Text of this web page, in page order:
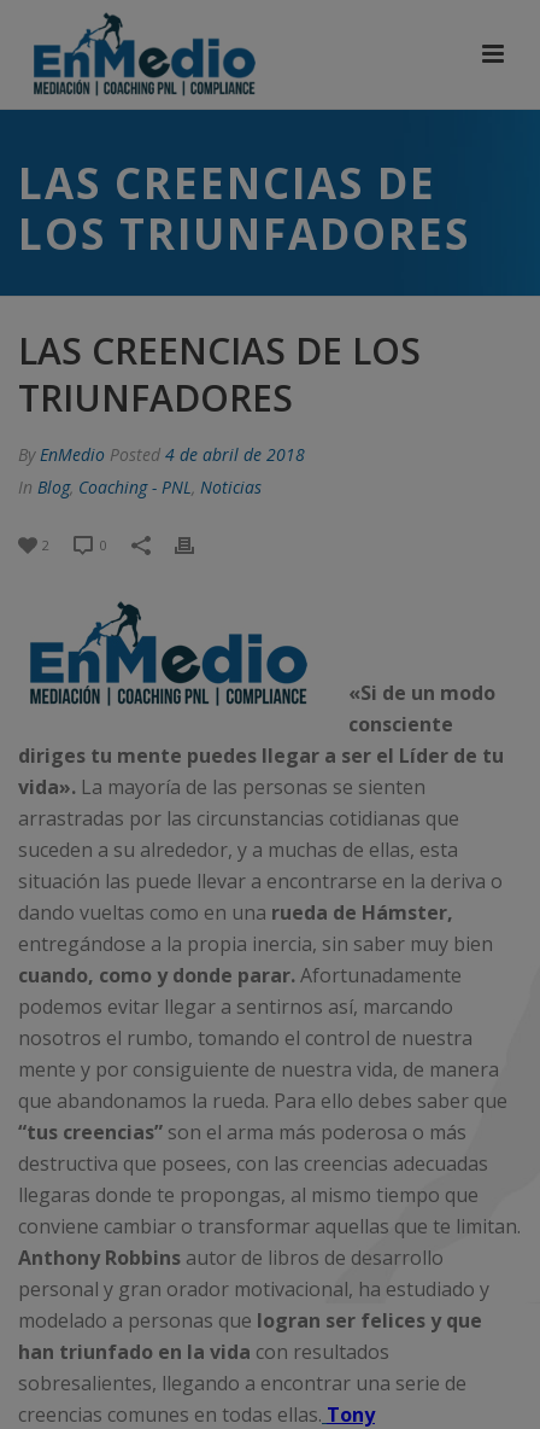
LAS CREENCIAS DE
LOS TRIUNFADORES
LAS CREENCIAS DE LOS
TRIUNFADORES
ByEnMedio Posted 4 de abril de 2018
In Blog, Coaching - PNL, Noticias
2 0
«Si de un modo
consciente
diriges tu mente puedes llegar a ser el Líder de tu
vida». La mayoría de las personas se sienten
arrastradas por las circunstancias cotidianas que
suceden a su alrededor, y a muchas de ellas, esta
situación las puede llevar a encontrarse en la deriva o
dando vueltas como en una rueda de Hámster,
entregándose a la propia inercia, sin saber muy bien
cuando, como y donde parar.Afortunadamente
podemos evitar llegar a sentirnos así, marcando
nosotros el rumbo, tomando el control de nuestra
mente y por consiguiente de nuestra vida, de manera
que abandonamos la rueda. Para ello debes saber que
“tus creencias” son el arma más poderosa o más
destructiva que posees, con las creencias adecuadas
llegaras donde te propongas, al mismo tiempo que
conviene cambiar o transformar aquellas que te limitan.
Anthony Robbins autor de libros de desarrollo
personal y gran orador motivacional, ha estudiado y
modelado a personas que logran ser felices y que
han triunfado en la vida con resultados
sobresalientes, llegando a encontrar una serie de
creencias comunes en todas ellas. Tony